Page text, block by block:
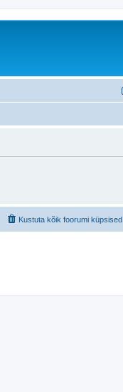
Kustuta kõik foorumi küpsised